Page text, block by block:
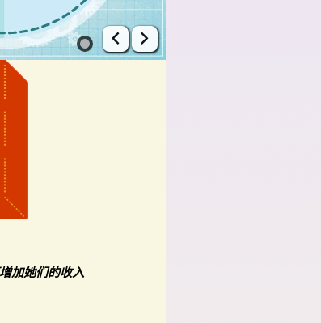
上一张幻灯片
下一张幻灯片
加她们的收入